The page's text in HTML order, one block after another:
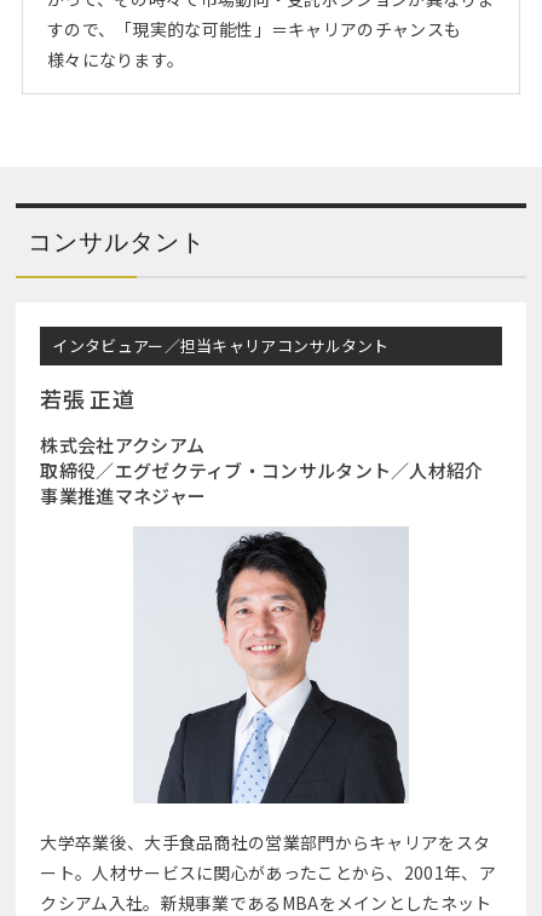
すので、「現実的な可能性」＝キャリアのチャンスも
様々になります。
コンサルタント
インタビュアー／担当キャリアコンサルタント
若張 正道
株式会社アクシアム
取締役／エグゼクティブ・コンサルタント／人材紹介
事業推進マネジャー
大学卒業後、大手食品商社の営業部門からキャリアをスタ
ート。人材サービスに関心があったことから、2001年、ア
クシアム入社。新規事業であるMBAをメインとしたネット